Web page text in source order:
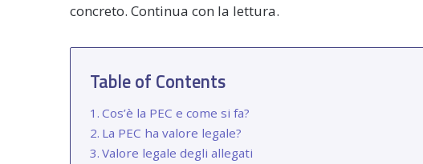
concreto. Continua con la lettura.
Table of Contents
Cos’è la PEC e come si fa?
La PEC ha valore legale?
Valore legale degli allegati